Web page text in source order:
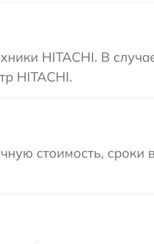
HITACHI. В
HITACHI.
стоимость, сроки